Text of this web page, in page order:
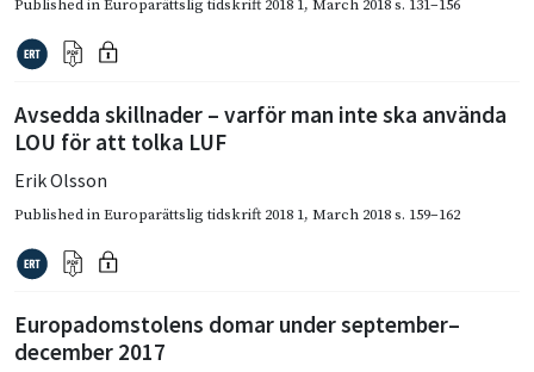
Published inEuroparättslig tidskrift 2018 1, March 2018s. 131–156
Avsedda skillnader – varför man inte ska använda
LOU för att tolka LUF
Erik Olsson
Published inEuroparättslig tidskrift 2018 1, March 2018s. 159–162
Europadomstolens domar under september–
december 2017